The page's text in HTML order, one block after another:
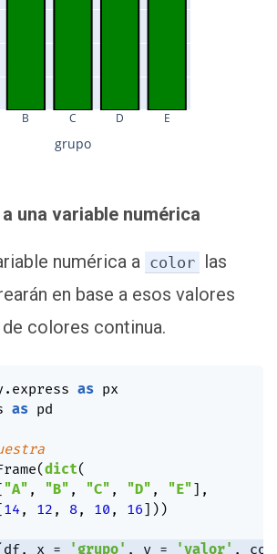
B C D E
grupo
una variable numérica
numérica a color las
en base a esos valores
colores continua.
. express as
as pd
(dict(
[ "A" , "B" , "C" , "D" , "E"] ,
[14, 12 , 8, 10 , 16] ) )
df, x = 'grupo' , y = 'valor' ,